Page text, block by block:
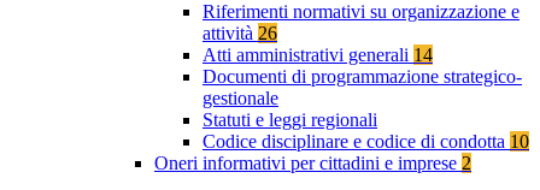
Riferimenti normativi su organizzazione e
attività 26
Atti amministrativi generali 14
Documenti di programmazione strategico-
gestionale
Statuti e leggi regionali
Codice disciplinare e codice di condotta 10
Oneri informativi per cittadini e imprese 2